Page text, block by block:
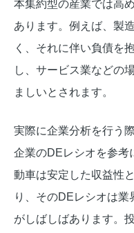
本集約型の産業では高
あります。例えば、製
く、それに伴い負債を
し、サービス業などの
ましいとされます。
実際に企業分析を行う
企業のDEレシオを参考
動車は安定した収益性
り、そのDEレシオは業
がしばしばあります。